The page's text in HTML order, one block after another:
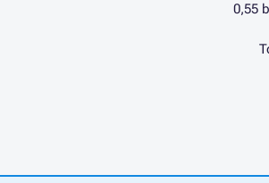
0,55